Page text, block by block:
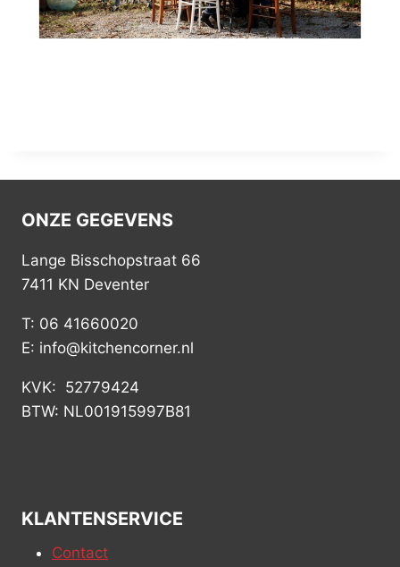
ONZE GEGEVENS
Lange Bisschopstraat 66
7411 KN Deventer
T: 06 41660020
E: info@kitchencorner.nl
KVK: 52779424
BTW: NL001915997B81
KLANTENSERVICE
Contact